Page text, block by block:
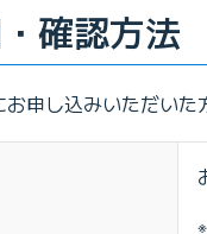
確認方法
申し込みいただいた